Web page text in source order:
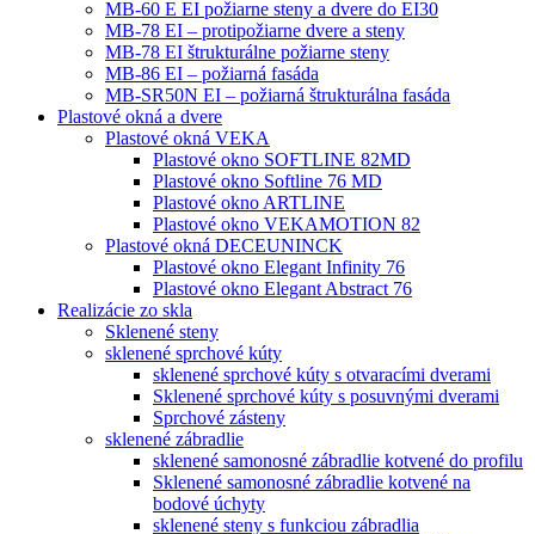
MB-60 E EI požiarne steny a dvere do EI30
MB-78 EI – protipožiarne dvere a steny
MB-78 EI štrukturálne požiarne steny
MB-86 EI – požiarná fasáda
MB-SR50N EI – požiarná štrukturálna fasáda
Plastové okná a dvere
Plastové okná VEKA
Plastové okno SOFTLINE 82MD
Plastové okno Softline 76 MD
Plastové okno ARTLINE
Plastové okno VEKAMOTION 82
Plastové okná DECEUNINCK
Plastové okno Elegant Infinity 76
Plastové okno Elegant Abstract 76
Realizácie zo skla
Sklenené steny
sklenené sprchové kúty
sklenené sprchové kúty s otvaracími dverami
Sklenené sprchové kúty s posuvnými dverami
Sprchové zásteny
sklenené zábradlie
sklenené samonosné zábradlie kotvené do profilu
Sklenené samonosné zábradlie kotvené na
bodové úchyty
sklenené steny s funkciou zábradlia